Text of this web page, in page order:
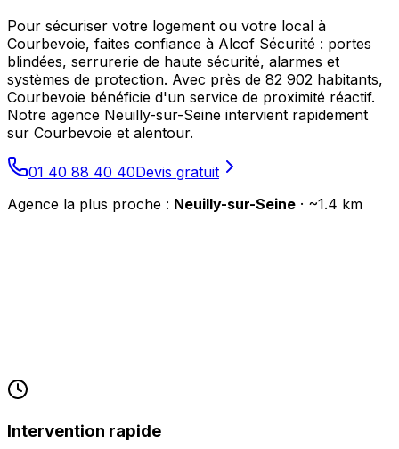
Pour sécuriser votre logement ou votre local à
Courbevoie, faites confiance à Alcof Sécurité : portes
blindées, serrurerie de haute sécurité, alarmes et
systèmes de protection. Avec près de 82 902 habitants,
Courbevoie bénéficie d'un service de proximité réactif.
Notre agence Neuilly-sur-Seine intervient rapidement
sur Courbevoie et alentour.
01 40 88 40 40Devis gratuit
Agence la plus proche : Neuilly-sur-Seine · ~1.4 km
Intervention rapide